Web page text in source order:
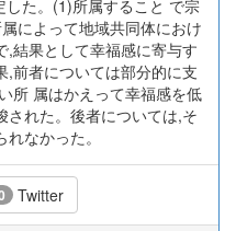
た。(1)所属すること で宗
によって地域共同体におけ
,結果として幸福感に寄与す
,前者については部分的に支
所 属はかえって幸福感を低
された。後者については,そ
なかった。
Twitter